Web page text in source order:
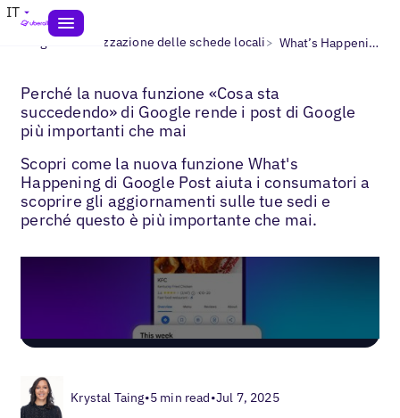
IT
Blogs> Ottimizzazione delle schede locali> What’s Happening Google Posts
Perché la nuova funzione «Cosa sta
succedendo» di Google rende i post di Google
più importanti che mai
Scopri come la nuova funzione What's
Happening di Google Post aiuta i consumatori a
scoprire gli aggiornamenti sulle tue sedi e
perché questo è più importante che mai.
Krystal Taing•5 min read•Jul 7, 2025